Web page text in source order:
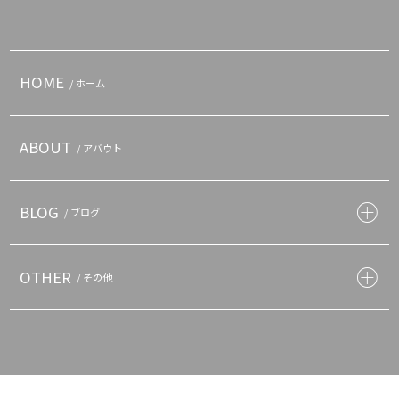
HOME / ホーム
ABOUT / アバウト
BLOG / ブログ
OTHER / その他